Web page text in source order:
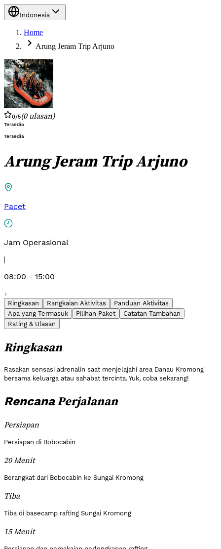
Indonesia
Home
Arung Jeram Trip Arjuno
0/5(0 ulasan)
Tersedia
Tersedia
Arung Jeram Trip Arjuno
Pacet
Jam Operasional
|
08:00 - 15:00
Ringkasan Rangkaian Aktivitas
Panduan Aktivitas
Apa yang Termasuk
Pilihan Paket
Catatan Tambahan
Rating & Ulasan
Ringkasan
Rasakan sensasi adrenalin saat menjelajahi area Danau Kromong
bersama keluarga atau sahabat tercinta. Yuk, coba sekarang!
RencanaPerjalanan
Persiapan
Persiapan di Bobocabin
20 Menit
Berangkat dari Bobocabin ke Sungai Kromong
Tiba
Tiba di basecamp rafting Sungai Kromong
15 Menit